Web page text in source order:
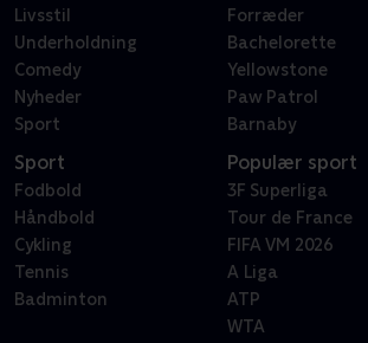
Livsstil
Underholdning
Comedy
Nyheder
Sport
Forræder
Bachelorette
Yellowstone
Paw Patrol
Barnaby
Sport
Fodbold
Håndbold
Cykling
Tennis
Badminton
Populær sport
3F Superliga
Tour de France
FIFA VM 2026
A Liga
ATP
WTA